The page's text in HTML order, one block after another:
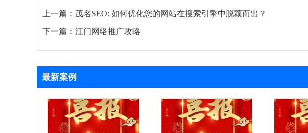
上一篇： 茂名SEO: 如何优化您的网站在搜索引擎中脱颖而出？
下一篇： 江门网络推广攻略
最新案例